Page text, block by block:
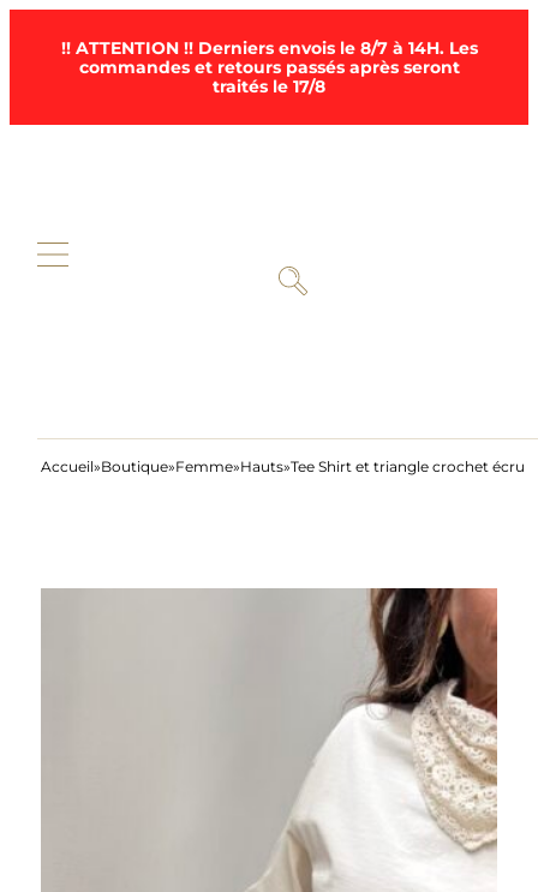
!! ATTENTION !! Derniers envois le 8/7 à 14H. Les
commandes et retours passés après seront
traités le 17/8
Accueil Boutique Femme Hauts Tee Shirt et triangle crochet écru